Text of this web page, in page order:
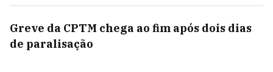
Greve da CPTM chega ao fim após dois dias
de paralisação